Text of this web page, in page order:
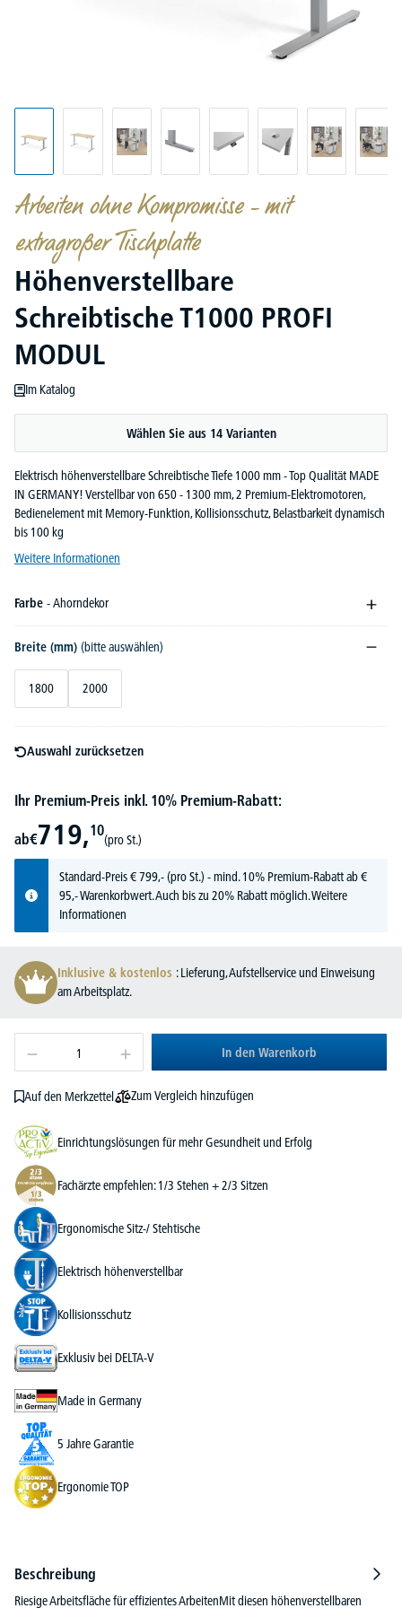
Arbeiten ohne Kompromisse – mit
extragroßer Tischplatte
Höhenverstellbare
Schreibtische T1000 PROFI
MODUL
Im Katalog
Wählen Sie aus 14 Varianten
Elektrisch höhenverstellbare Schreibtische Tiefe 1000 mm - Top Qualität MADE
IN GERMANY! Verstellbar von 650 - 1300 mm, 2 Premium-Elektromotoren,
Bedienelement mit Memory-Funktion, Kollisionsschutz, Belastbarkeit dynamisch
bis 100 kg
Weitere Informationen
Farbe - Ahorndekor
Breite (mm) (bitte auswählen)
1800 2000
Auswahl zurücksetzen
Ihr Premium-Preis inkl. 10% Premium-Rabatt:
ab€719,10
(pro St.)
Standard-Preis€799,-(pro St.) - mind. 10% Premium-Rabatt ab €
95,- Warenkorbwert. Auch bis zu 20% Rabatt möglich.Weitere
Informationen
Inklusive & kostenlos : Lieferung, Aufstellservice und Einweisung
am Arbeitsplatz.
In den Warenkorb
Auf den Merkzettel Zum Vergleich hinzufügen
Einrichtungslösungen für mehr Gesundheit und Erfolg
Fachärzte empfehlen: 1/3 Stehen + 2/3 Sitzen
Ergonomische Sitz-/ Stehtische
Elektrisch höhenverstellbar
Kollisionsschutz
Exklusiv bei DELTA-V
Made in Germany
5 Jahre Garantie
Ergonomie TOP
Beschreibung
Riesige Arbeitsfläche für effizientes ArbeitenMit diesen höhenverstellbaren